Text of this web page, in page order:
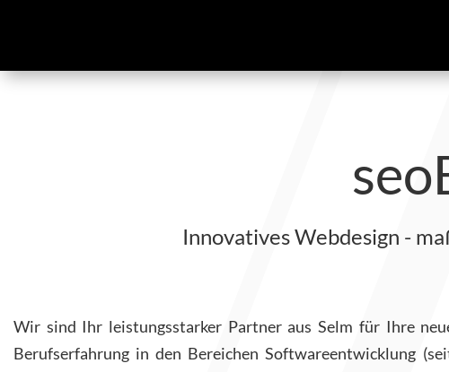
Innovatives Webdesign -
Wir sind Ihr leistungsstarker Partner aus Selm für Ihre
Berufserfahrung in den Bereichen Softwareentwicklung